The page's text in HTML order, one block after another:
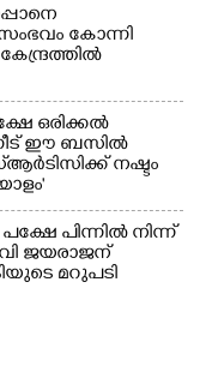
കോന്നി
ഒരിക്കൽ
ഈ ബസിൽ
നഷ്ടം
പിന്നിൽ നിന്ന്
ജയരാജന്
മറുപടി